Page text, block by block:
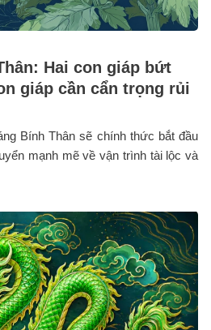
Hai con giáp bứt
giáp cần cẩn trọng rủi
Bính Thân sẽ chính thức bắt đầu
mạnh mẽ về vận trình tài lộc và